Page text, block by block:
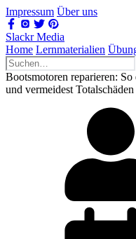
Impressum Über uns
Slackr Media
Home Lernmaterialien
Bootsmotoren reparieren:
und vermeidest Totalschäden